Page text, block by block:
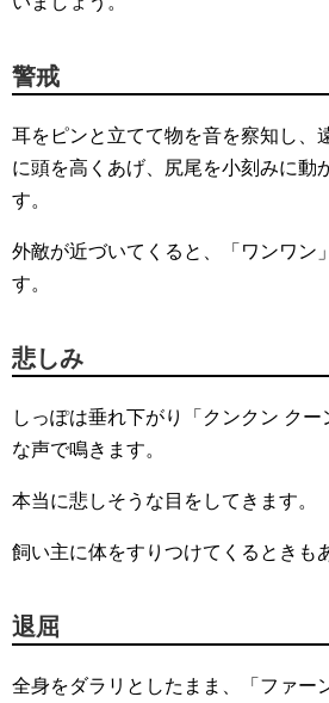
警戒
耳をピンと立てて物を音を察知し、
に頭を高くあげ、尻尾を小刻みに動
す。
外敵が近づいてくると、「ワンワン
す。
悲しみ
しっぽは垂れ下がり「クンクン クー
な声で鳴きます。
本当に悲しそうな目をしてきます。
飼い主に体をすりつけてくるときも
退屈
全身をダラリとしたまま、「ファー